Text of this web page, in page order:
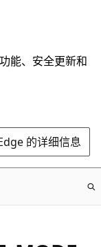
能、安全更新和
的详细信息